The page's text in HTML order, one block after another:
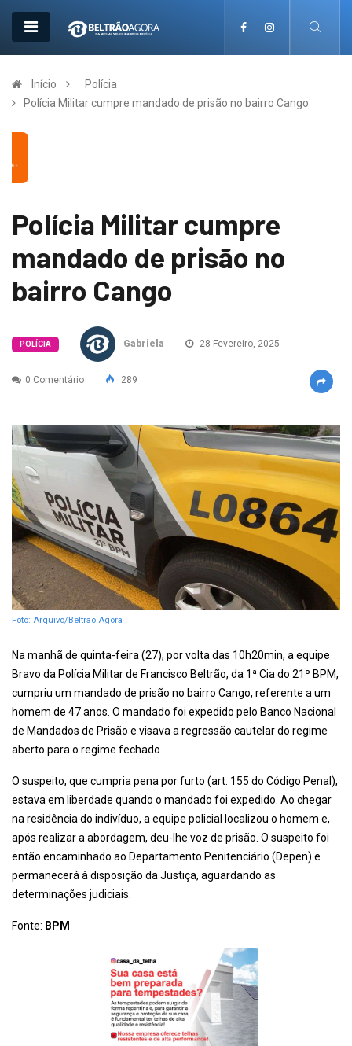
Início
Polícia
Polícia Militar cumpre mandado de prisão no bairro Cango
Polícia Militar cumpre
mandado de prisão no
bairro Cango
POLÍCIA Gabriela 28 Fevereiro, 2025
0 Comentário 289
Foto: Arquivo/Beltrão Agora
Na manhã de quinta-feira (27), por volta das 10h20min, a equipe
Bravo da Polícia Militar de Francisco Beltrão, da 1ª Cia do 21º BPM,
cumpriu um mandado de prisão no bairro Cango, referente a um
homem de 47 anos. O mandado foi expedido pelo Banco Nacional
de Mandados de Prisão e visava a regressão cautelar do regime
aberto para o regime fechado.
O suspeito, que cumpria pena por furto (art. 155 do Código Penal),
estava em liberdade quando o mandado foi expedido. Ao chegar
na residência do indivíduo, a equipe policial localizou o homem e,
após realizar a abordagem, deu-lhe voz de prisão. O suspeito foi
então encaminhado ao Departamento Penitenciário (Depen) e
permanecerá à disposição da Justiça, aguardando as
determinações judiciais.
Fonte: BPM